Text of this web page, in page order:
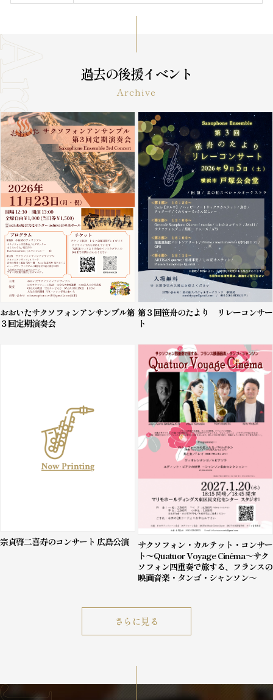
過去の後援イベント
Archive
おおいたサクソフォンアンサンブル第
３回定期演奏会
第３回笹舟のたより リレーコンサー
ト
宗貞啓二喜寿のコンサート 広島公演
サクソフォン・カルテット・コンサー
ト〜Quatuor Voyage Cinéma～サク
ソフォン四重奏で旅する、フランスの
映画音楽・タンゴ・シャンソン～
さらに見る